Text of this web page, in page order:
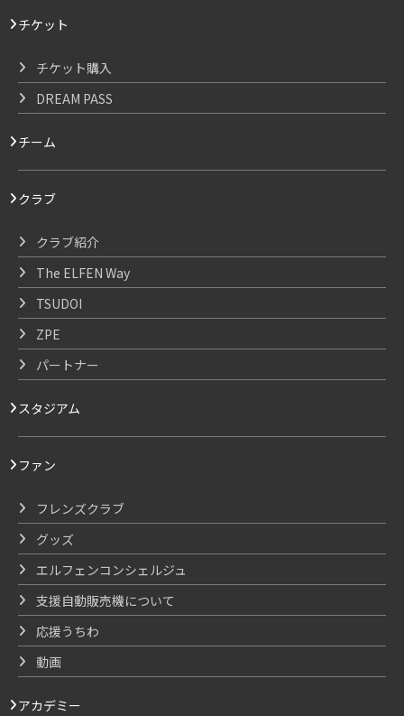
チケット
チケット購入
DREAM PASS
チーム
クラブ
クラブ紹介
The ELFEN Way
TSUDOI
ZPE
パートナー
スタジアム
ファン
フレンズクラブ
グッズ
エルフェンコンシェルジュ
支援自動販売機について
応援うちわ
動画
アカデミー